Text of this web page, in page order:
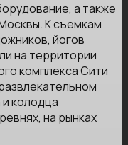
а также
К съемкам
йогов
на территории
комплекса Сити
колодца
на рынках